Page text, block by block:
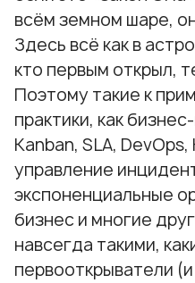
всём земном шаре,
Здесь всё как в
кто первым открыл,
Поэтому такие к
практики, как
Kanban, SLA,
управление
экспоненциальные
бизнес и многие
навсегда такими,
первооткрыватели